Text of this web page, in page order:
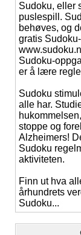
Sudoku, eller
puslespill.
behøves, og
gratis
Sudoku-
er å lære
Sudoku
alle har.
stoppe og
Alzheimers!
Sudoku
aktiviteten.
Finn ut hva
århundrets
Sudoku...